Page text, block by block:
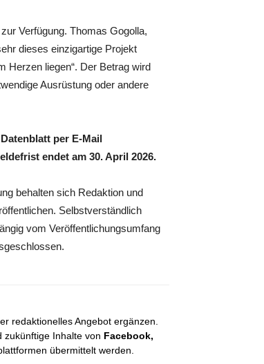
Verfügung. Thomas Gogolla,
dieses einzigartige Projekt
Herzen liegen“. Der Betrag wird
Ausrüstung oder andere
per E-Mail
endet am 30. April 2026.
behalten sich Redaktion und
Selbstverständlich
vom Veröffentlichungsumfang
redaktionelles Angebot ergänzen.
zukünftige Inhalte von Facebook,
übermittelt werden.